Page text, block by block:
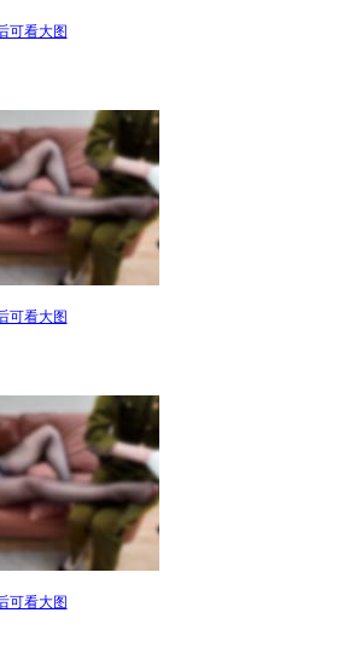
可看大图
可看大图
可看大图